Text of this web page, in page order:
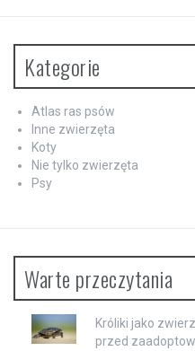
Kategorie
Atlas ras psów
Inne zwierzęta
Koty
Nie tylko zwierzęta
Psy
Warte przeczytania
Króliki jako
przed